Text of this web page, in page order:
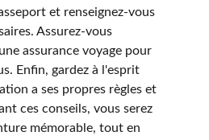
et renseignez-vous
Assurez-vous
assurance voyage pour
Enfin, gardez à l'esprit
a ses propres règles et
ces conseils, vous serez
mémorable, tout en